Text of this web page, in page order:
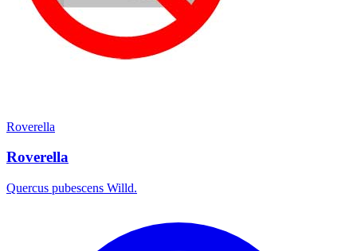
Roverella
Roverella
Quercus pubescens Willd.